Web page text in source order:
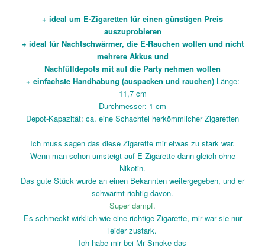
+ ideal um E-Zigaretten für einen günstigen Preis
auszuprobieren
+ ideal für Nachtschwärmer, die E-Rauchen wollen und nicht
mehrere Akkus und
Nachfülldepots mit auf die Party nehmen wollen
+ einfachste Handhabung (auspacken und rauchen) Länge:
11,7 cm
Durchmesser: 1 cm
Depot-Kapazität: ca. eine Schachtel herkömmlicher Zigaretten
Ich muss sagen das diese Zigarette mir etwas zu stark war.
Wenn man schon umsteigt auf E-Zigarette dann gleich ohne
Nikotin.
Das gute Stück wurde an einen Bekannten weitergegeben, und er
schwärmt richtig davon.
Super dampf.
Es schmeckt wirklich wie eine richtige Zigarette, mir war sie nur
leider zustark.
Ich habe mir bei Mr Smoke das